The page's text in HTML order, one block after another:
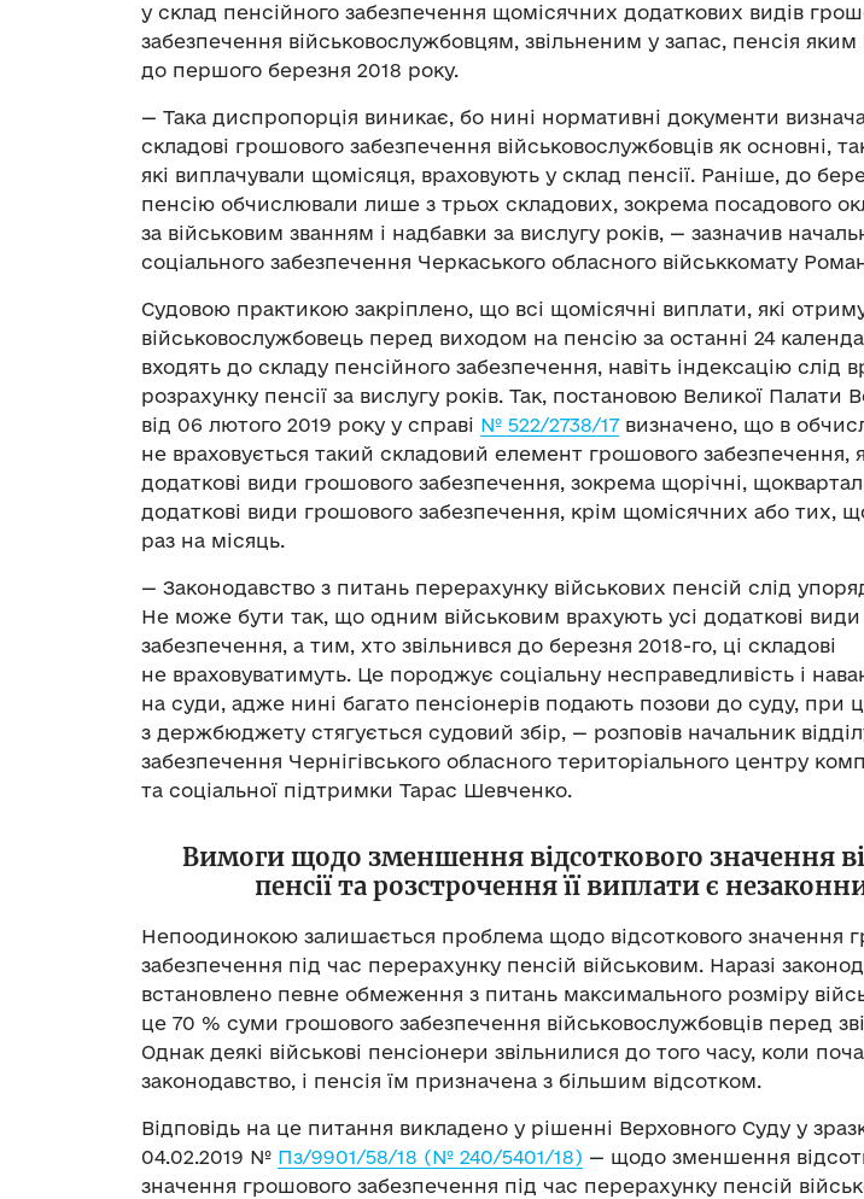
у склад пенсійного забезпечення щомісячних додаткових видів
забезпечення військовослужбовцям, звільненим у запас, пенсія
до першого березня 2018 року.
— Така диспропорція виникає, бо нині нормативні документи
складові грошового забезпечення військовослужбовців як основні,
які виплачували щомісяця, враховують у склад пенсії. Раніше, до
пенсію обчислювали лише з трьох складових, зокрема посадового
за військовим званням і надбавки за вислугу років, — зазначив
соціального забезпечення Черкаського обласного військкомату
Судовою практикою закріплено, що всі щомісячні виплати, які
військовослужбовець перед виходом на пенсію за останні 24
входять до складу пенсійного забезпечення, навіть індексацію слід
розрахунку пенсії за вислугу років. Так, постановою Великої Палати
від 06 лютого 2019 року у справі № 522/2738/17визначено, що в
не враховується такий складовий елемент грошового забезпечення,
додаткові види грошового забезпечення, зокрема щорічні,
додаткові види грошового забезпечення, крім щомісячних або тих,
раз на місяць.
— Законодавство з питань перерахунку військових пенсій слід
Не може бути так, що одним військовим врахують усі додаткові
забезпечення, а тим, хто звільнився до березня 2018-го, ці складові
не враховуватимуть. Це породжує соціальну несправедливість і
на суди, адже нині багато пенсіонерів подають позови до суду, при
з держбюджету стягується судовий збір, — розповів начальник
забезпечення Чернігівського обласного територіального центру
та соціальної підтримки Тарас Шевченко.
Вимоги щодо зменшення відсоткового значення
пенсії та розстрочення її виплати є
Непоодинокою залишається проблема щодо відсоткового значення
забезпечення під час перерахунку пенсій військовим. Наразі
встановлено певне обмеження з питань максимального розміру
це 70 % суми грошового забезпечення військовослужбовців перед
Однак деякі військові пенсіонери звільнилися до того часу, коли
законодавство, і пенсія їм призначена з більшим відсотком.
Відповідь на це питання викладено у рішенні Верховного Суду у
04.02.2019 № Пз/9901/58/18 (№ 240/5401/18) — щодо зменшення
значення грошового забезпечення під час перерахунку пенсій